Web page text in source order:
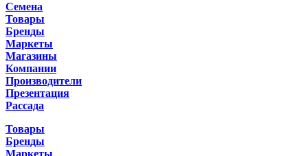
Семена
Товары
Бренды
Маркеты
Магазины
Компании
Производители
Презентация
Рассада
Товары
Бренды
Маркеты